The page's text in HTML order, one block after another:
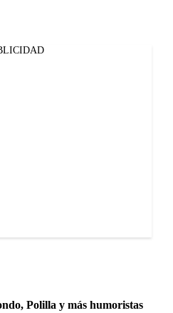
Polilla y más humoristas